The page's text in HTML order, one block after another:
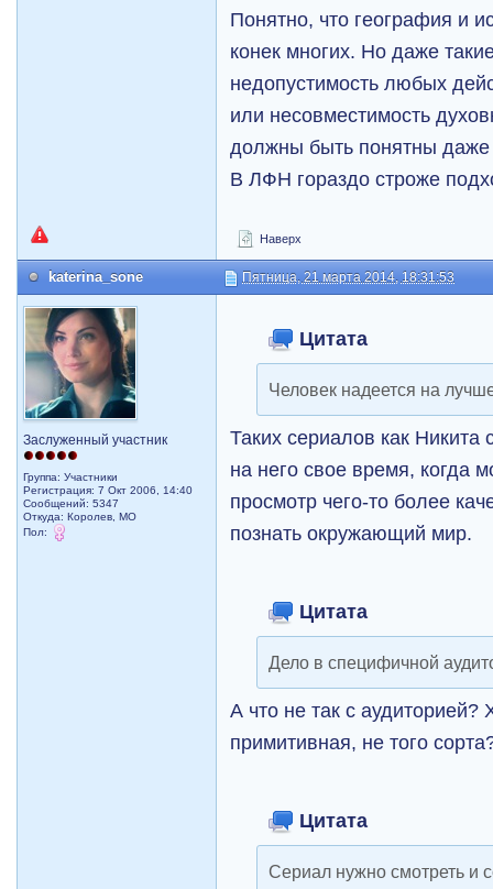
Понятно, что география и
конек многих. Но даже
недопустимость любых
или несовместимость
должны быть понятны
В ЛФН гораздо строже
Наверх
katerina_sone Пятница, 21 марта 2014, 18:31:53
Заслуженный участник
Группа: Участники
Регистрация: 7 Окт 2006, 14:40
Сообщений: 5347
Откуда: Королев, МО
Пол:
Цитата
Человек надеется на
Таких сериалов как Никита
на него свое время, когда
просмотр чего-то более
познать окружающий мир.
Цитата
Дело в специфичной
А что не так с аудиторией?
примитивная, не того
Цитата
Сериал нужно смотреть и